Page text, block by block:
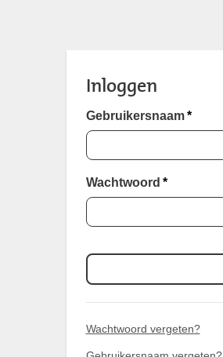
Inloggen
Gebruikersnaam *
Wachtwoord *
Wachtwoord vergeten?